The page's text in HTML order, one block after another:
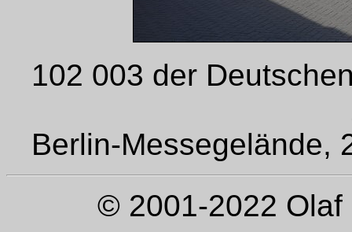
102 003 der
Berlin-Messegelände,
© 2001-2022 Olaf